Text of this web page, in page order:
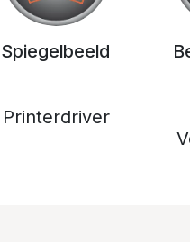
Spiegelbeeld
Printerdriver